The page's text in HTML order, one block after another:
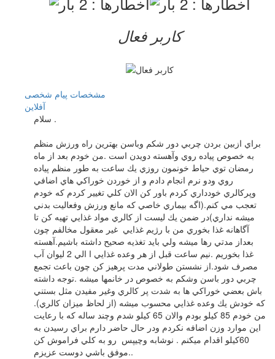
کاربر فعال
مشخصات پیام شخصی
آفلاين
سلام .
براي ازبين بردن چربي دور شكم وباسن بهترين راه ورزش منظم
به خصوص پياده روي وآهسته دويدن است .من خودم بعد از ماه
رمضان توي حياط خونمون روزي يك ساعت به طور منظم پياده
روي ودو نرم انجام دادم و از خوردن خوراكي هاي اضافي
وپركالري خودداري كردم باور كن الان كلي تغيير كردم كه خودم
تعجب مي كنم.(اگه بيماري خاصي كه مانع ورزش وفعاليت بدني
ميشه نداري)در ضمن يك ليست از كالري مواد غذايي تهيه كن تا
آگاهانه غذا بخوري من با رژيم غذايي غير معقول مخالفم چون
بعداز مدتي رها ميشه ولي بايد تغذيه صحيح داشته باشيم.آهسته
غذا بخوريم .نيم ساعت قبل از هر وعده غذايي ا الي 2 ليوان آب
مصرف شود.از نشستن طولاني مدت پرهيز كن چون باعث تجمع
چربي دور باسن وشكم به خصوص در خانمها ميشه .توجه داشته
باش بعضي خوراكي ها به شدت پر كالري وغير مفيدن مثل بستني
كه خودش يك وعده غذايي محسوب ميشه (از لحاظ ميزان كالري).
من خودم 85 كيلو بودم والان 65 كيلو شدم وچند ساله كه با رعايت
اين موارد وزن اضافه نكردم ودر حال حاضر دارم براي رسيدن به
60كيلو اقدام ميكنم . نوشابه وچيپس رو به كلي فراموش كن
.موفق باشي دوست عزيزم.